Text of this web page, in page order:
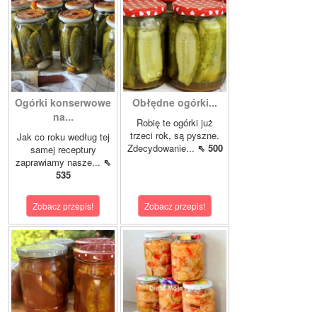
Ogórki konserwowe
na...
Jak co roku według tej
samej receptury
zaprawiamy nasze... ⇖
535
Zobacz przepis!
Obłędne ogórki...
Robię te ogórki już
trzeci rok, są pyszne.
Zdecydowanie... ⇖ 500
Zobacz przepis!